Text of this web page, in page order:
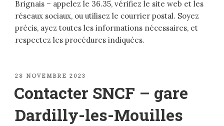
Brignais – appelez le 36.35, vérifiez le site web et les
réseaux sociaux, ou utilisez le courrier postal. Soyez
précis, ayez toutes les informations nécessaires, et
respectez les procédures indiquées.
PUBLIÉ
28 NOVEMBRE 2023
Contacter SNCF – gare
Dardilly-les-Mouilles